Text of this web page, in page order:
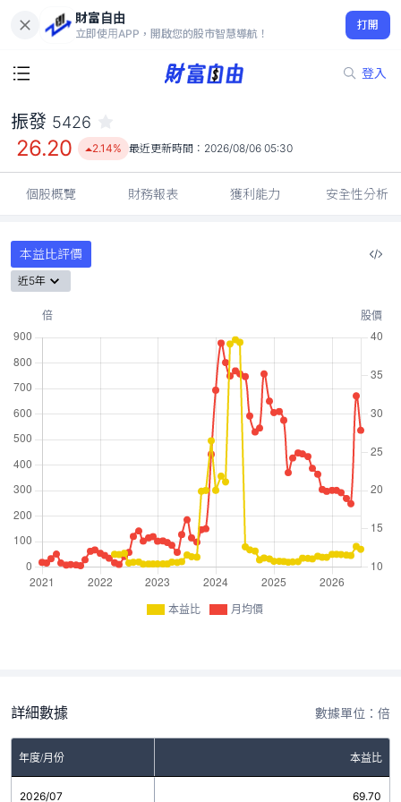
財富自由
立即使用APP，開啟您的股市智慧導航！
打開
登入
26.20
2.14%
振發 5426
26.20 2.14% 最近更新時間： 2026/08/06 05:30
個股概覽 財務報表 獲利能力 安全性分析
本益比評價
近5年
本益比 月均價
詳細數據 數據單位：倍
年度/月份 本益比
2026/07 69.70